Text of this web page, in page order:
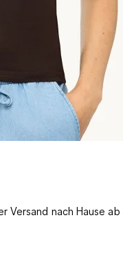
Versand nach Hause